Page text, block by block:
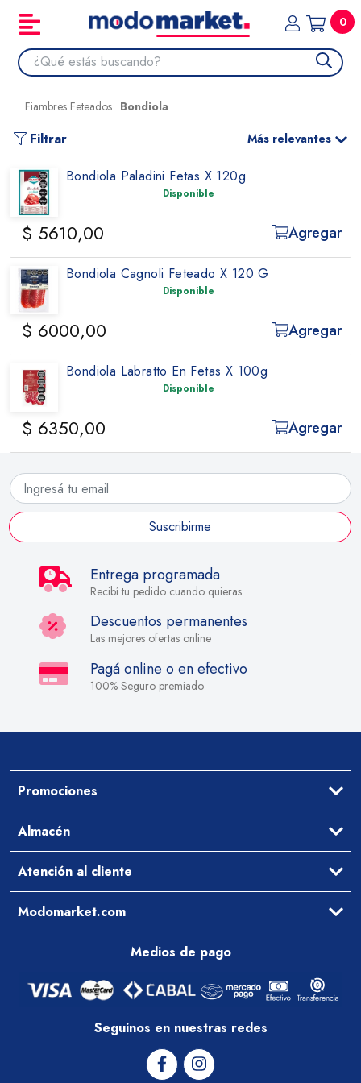
0
Fiambres Feteados Bondiola
Filtrar Más relevantes
Bondiola Paladini Fetas X 120g
Disponible
$ 5610,00 Agregar
Bondiola Cagnoli Feteado X 120 G
Disponible
$ 6000,00 Agregar
Bondiola Labratto En Fetas X 100g
Disponible
$ 6350,00 Agregar
Suscribirme
Entrega programada
Recibí tu pedido cuando quieras
Descuentos permanentes
Las mejores ofertas online
Pagá online o en efectivo
100% Seguro premiado
Promociones
Almacén
Arroz y Legumbres
Pastas Secas y Salsas
Atención al cliente
Cómo comprar
Modomarket.com
Zona de cobertura
Política de entregas
Condiciones Comerciales
Medios de pago
Seguinos en nuestras redes